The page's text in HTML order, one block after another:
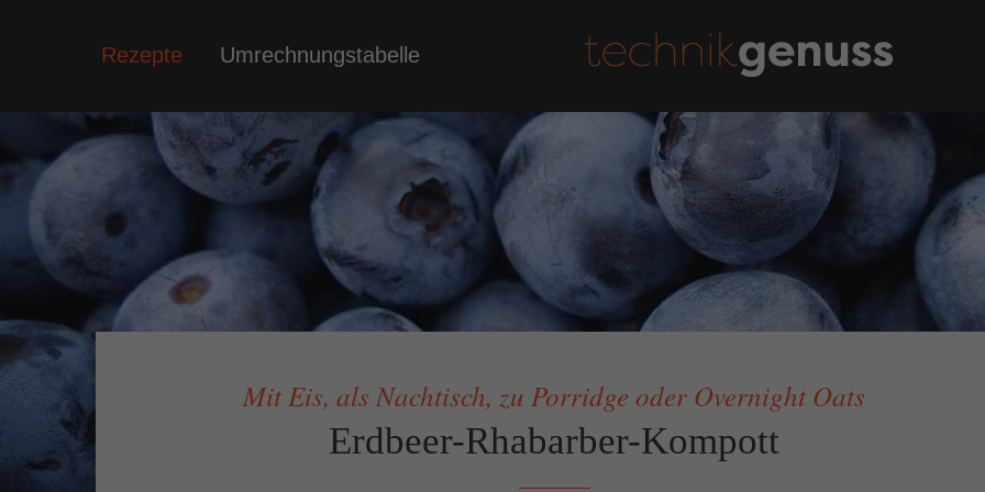
Auf meinen Social Media Kanälen gibt
es regelmäßig Udpates und Bilder!
Schreibt mir!
technikgenuss
Keplerstr. 65
41236 Mönchengladbach
0151 42130988
maren@technikgenuss.de
Rezepte Umrechnungstabelle
Mit Eis, als Nachtisch, zu Porridge oder Overnight Oats
Erdbeer-Rhabarber-Kompott